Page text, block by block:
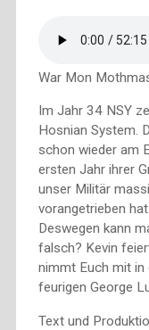
War Mon
Im Jahr 34 NSY
Hosnian System.
schon wieder am
ersten Jahr ihrer
unser Militär
vorangetrieben
Deswegen kann
falsch? Kevin
nimmt Euch mit in
feurigen George
Text und